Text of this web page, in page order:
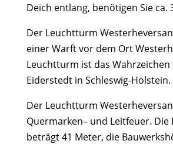
Deich entlang, benötigen Sie ca.
Der Leuchtturm
einer Warft vor dem Ort
Leuchtturm ist das
Eiderstedt in Schleswig-Holstein.
Der Leuchtturm
Quermarken– und Leitfeuer. Die
beträgt 41 Meter, die